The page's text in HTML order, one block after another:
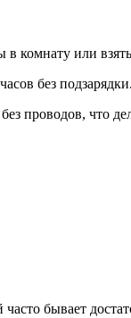
комнату или
без подзарядки.
проводов, что
бывает